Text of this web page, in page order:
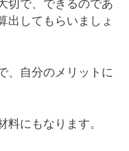
切で、できるのであ
出してもらいましょ
、自分のメリットに
にもなります。